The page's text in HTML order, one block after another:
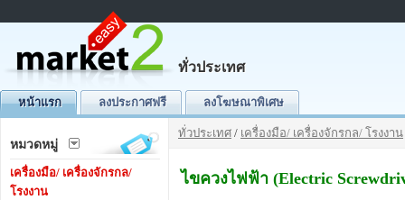
ทั่วประเทศ
หน้าแรก ลงประกาศฟรี ลงโฆษณาพิเศษ
หมวดหมู่
เครื่องมือ/ เครื่องจักรกล/
โรงงาน
ทั่วประเทศ / เครื่องมือ/ เครื่องจักรกล/ โรงงาน
ไขควงไฟฟ้า (Electric